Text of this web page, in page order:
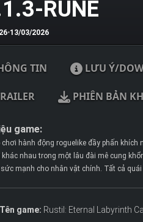
RUNE
•13/03/2026
TIN LƯU Ý/
PHIÊN BẢN
game:
hành động roguelike đầy phấn
khác nhau trong một lâu đài mê cung
mạnh cho nhân vật chính. Tất cả
Tên game: Rustil: Eternal Labyrinth